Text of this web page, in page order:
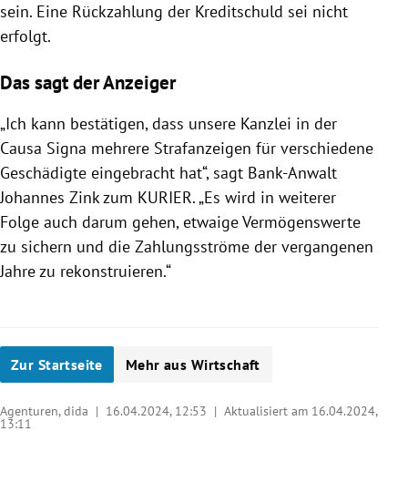
sein. Eine Rückzahlung der Kreditschuld sei nicht
erfolgt.
Das sagt der Anzeiger
„Ich kann bestätigen, dass unsere Kanzlei in der
Causa Signa mehrere Strafanzeigen für verschiedene
Geschädigte eingebracht hat“, sagt Bank-Anwalt
Johannes Zink zum KURIER. „Es wird in weiterer
Folge auch darum gehen, etwaige Vermögenswerte
zu sichern und die Zahlungsströme der vergangenen
Jahre zu rekonstruieren.“
Zur Startseite Mehr aus Wirtschaft
Agenturen, dida | 16.04.2024, 12:53 | Aktualisiert am 16.04.2024,
13:11